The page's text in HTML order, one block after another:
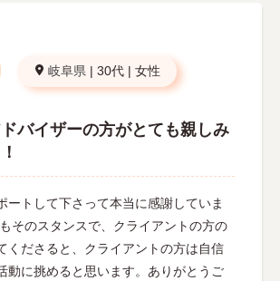
岐阜県 | 30代 | 女性
バイザーの方がとても親しみ
ートして下さって本当に感謝していま
そのスタンスで、クライアントの方の
くださると、クライアントの方は自信
動に挑めると思います。ありがとうご